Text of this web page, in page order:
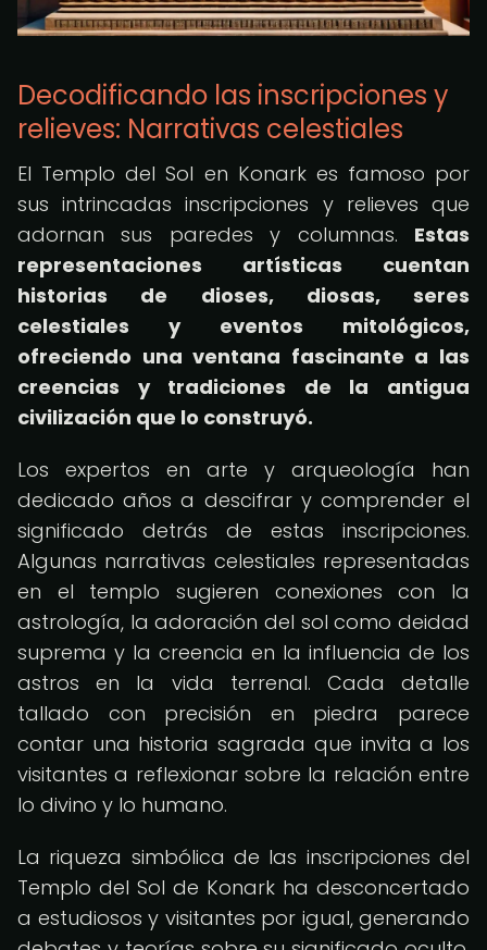
Decodificando las inscripciones y
relieves: Narrativas celestiales
El Templo del Sol en Konark es famoso por
sus intrincadas inscripciones y relieves que
adornan sus paredes y columnas. Estas
representaciones artísticas cuentan
historias de dioses, diosas, seres
celestiales y eventos mitológicos,
ofreciendo una ventana fascinante a las
creencias y tradiciones de la antigua
civilización que lo construyó.
Los expertos en arte y arqueología han
dedicado años a descifrar y comprender el
significado detrás de estas inscripciones.
Algunas narrativas celestiales representadas
en el templo sugieren conexiones con la
astrología, la adoración del sol como deidad
suprema y la creencia en la influencia de los
astros en la vida terrenal. Cada detalle
tallado con precisión en piedra parece
contar una historia sagrada que invita a los
visitantes a reflexionar sobre la relación entre
lo divino y lo humano.
La riqueza simbólica de las inscripciones del
Templo del Sol de Konark ha desconcertado
a estudiosos y visitantes por igual, generando